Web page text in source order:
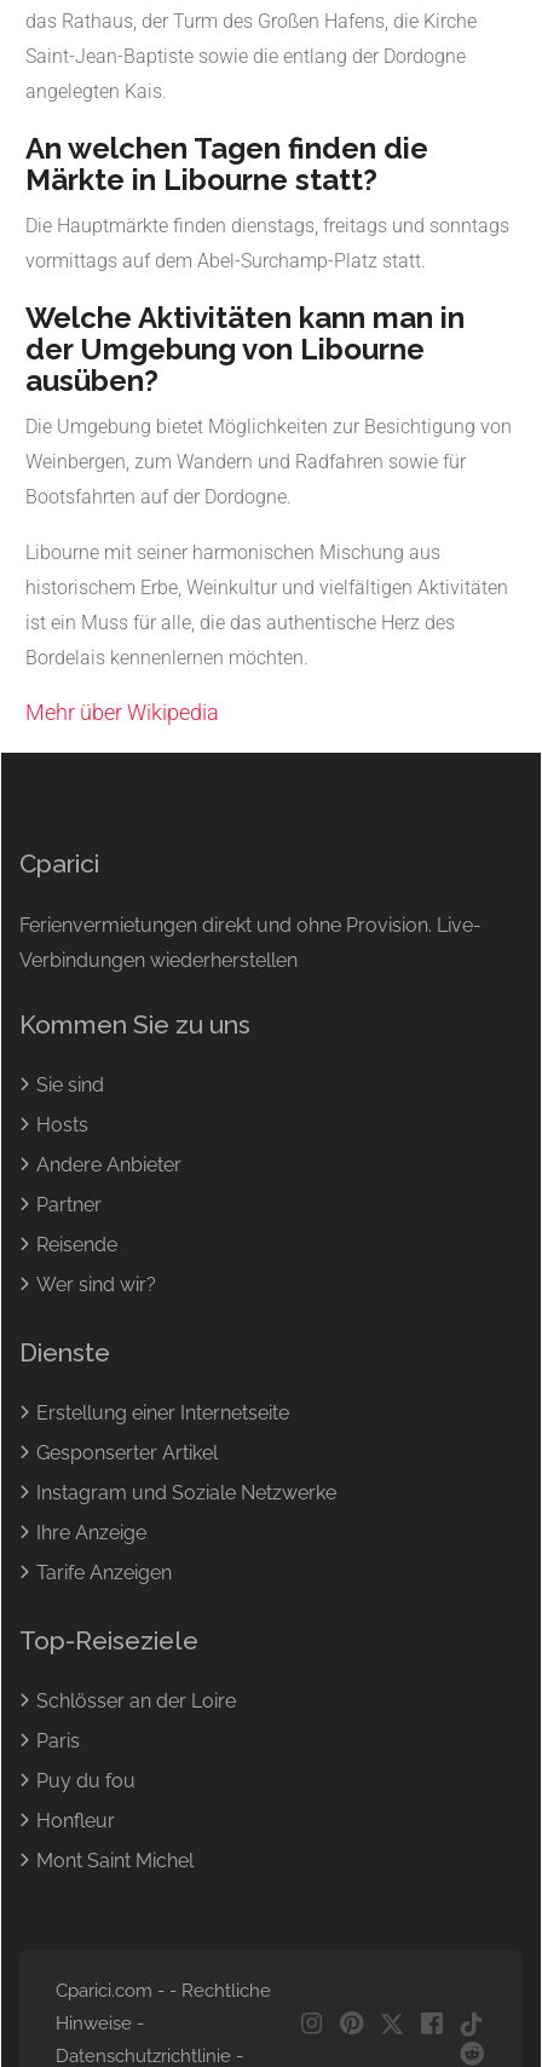
das Rathaus, der Turm des Großen Hafens, die Kirche
Saint-Jean-Baptiste sowie die entlang der Dordogne
angelegten Kais.
An welchen Tagen finden die
Märkte in Libourne statt?
Die Hauptmärkte finden dienstags, freitags und sonntags
vormittags auf dem Abel-Surchamp-Platz statt.
Welche Aktivitäten kann man in
der Umgebung von Libourne
ausüben?
Die Umgebung bietet Möglichkeiten zur Besichtigung von
Weinbergen, zum Wandern und Radfahren sowie für
Bootsfahrten auf der Dordogne.
Libourne mit seiner harmonischen Mischung aus
historischem Erbe, Weinkultur und vielfältigen Aktivitäten
ist ein Muss für alle, die das authentische Herz des
Bordelais kennenlernen möchten.
Mehr über Wikipedia
Cparici
Ferienvermietungen direkt und ohne Provision. Live-
Verbindungen wiederherstellen
Kommen Sie zu uns
Sie sind
Hosts
Andere Anbieter
Partner
Reisende
Wer sind wir?
Dienste
Erstellung einer Internetseite
Gesponserter Artikel
Instagram und Soziale Netzwerke
Ihre Anzeige
Tarife Anzeigen
Top-Reiseziele
Schlösser an der Loire
Paris
Puy du fou
Honfleur
Mont Saint Michel
Cparici.com - - Rechtliche
Hinweise -
Datenschutzrichtlinie -
NL